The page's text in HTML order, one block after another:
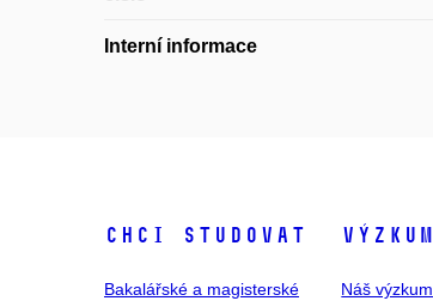
Interní informace
Chci studovat
Bakalářské a magisterské
Výzkum
Náš výzkum